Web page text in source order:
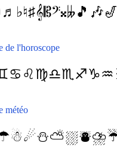
♬ ♭♮♯𝄞𝄡𝄢𝄪𝄫🎵 🎶🎷
de l'horoscope
♋ ♌♍♎♏♐♑♒
météo
☃☄⛄⛅⛆⛇⛈